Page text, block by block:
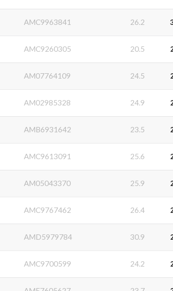
AMC9963841 26.2
AMC9260305 20.5
AM07764109 24.5
AM02985328 24.9
AMB6931642 23.5
AMC9613091 25.6
AM05043370 25.9
AMC9767462 26.4
AMD5979784 30.9
AMC9700599 24.2